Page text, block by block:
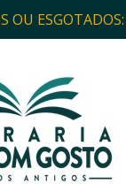
OU